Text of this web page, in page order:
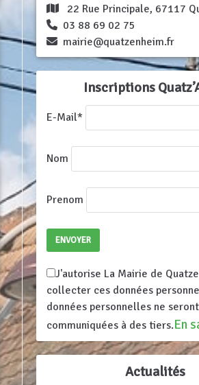
22 Rue Principale, 67117
03 88 69 02 75
mairie@quatzenheim.fr
Inscriptions
E-Mail*
Nom
Prenom
J'autorise La Mairie de
collecter ces données
données personnelles ne
communiquées à des tiers.En
Actualités